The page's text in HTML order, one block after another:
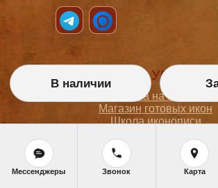
НАШИ УСЛУГИ
Икона на заказ
Магазин готовых икон
Школа иконописи
В наличии
Мессенджеры Звонок Карта